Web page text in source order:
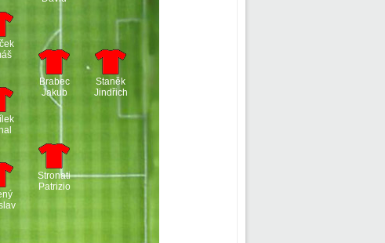
Staněk
Jindřich
Stronati
Patrizio
Brabec
Jakub